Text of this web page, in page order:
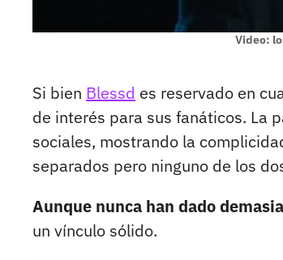
Video:
Si bien Blessd es reservado en
de interés para sus fanáticos. La
sociales, mostrando la
separados pero ninguno de los
Aunque nunca han dado
un vínculo sólido.